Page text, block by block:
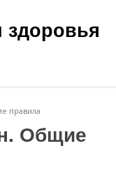
здоровья
правила
Общие